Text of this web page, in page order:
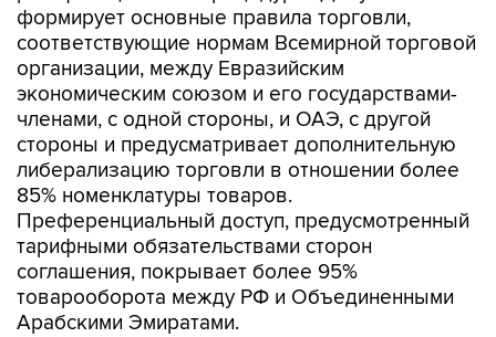
формирует основные правила торговли,
соответствующие нормам Всемирной торговой
организации, между Евразийским
экономическим союзом и его государствами-
членами, с одной стороны, и ОАЭ, с другой
стороны и предусматривает дополнительную
либерализацию торговли в отношении более
85% номенклатуры товаров.
Преференциальный доступ, предусмотренный
тарифными обязательствами сторон
соглашения, покрывает более 95%
товарооборота между РФ и Объединенными
Арабскими Эмиратами.